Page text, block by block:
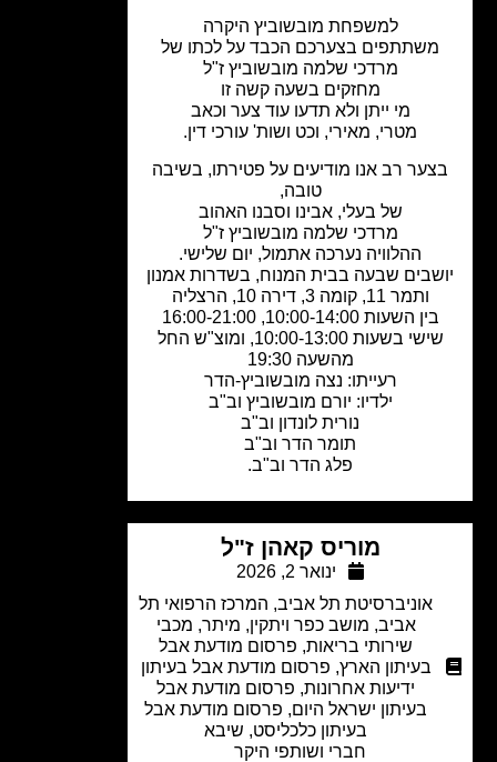
למשפחת מובשוביץ היקרה
משתתפים בצערכם הכבד על לכתו של
מרדכי שלמה מובשוביץ ז"ל
מחזקים בשעה קשה זו
מי ייתן ולא תדעו עוד צער וכאב
מטרי, מאירי, וכט ושות' עורכי דין.
רב אנו מודיעים על פטירתו, בשיבה
של בעלי, אבינו וסבנו האהוב
מרדכי שלמה מובשוביץ ז"ל
ההלוויה נערכה אתמול, יום שלישי.
שבעה בבית המנוח, בשדרות אמנון
בין השעות 10:00-14:00, 16:00-21:00
שישי בשעות 10:00-13:00, ומוצ"ש החל
מהשעה 19:30
רעייתו: נצה מובשוביץ-הדר
ילדיו: יורם מובשוביץ וב"ב
נורית לונדון וב"ב
תומר הדר וב"ב
פלג הדר וב"ב.
מוריס קאהן ז"ל
ינואר 2, 2026
אוניברסיטת תל אביב,המרכז הרפואי תל
מושב כפר ויתקין,מיתר,מכבי
שירותי בריאות ,פרסום מודעת אבל
בעיתון הארץ,פרסום מודעת אבל בעיתון
ידיעות אחרונות,פרסום מודעת אבל
בעיתון ישראל היום,פרסום מודעת אבל
בעיתון כלכליסט,שיבא
חברי ושותפי היקר